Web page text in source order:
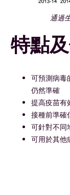
通過
特點
可預測病毒
仍然準確
提高疫苗有
接種前準確
可針對不同
可用於其他